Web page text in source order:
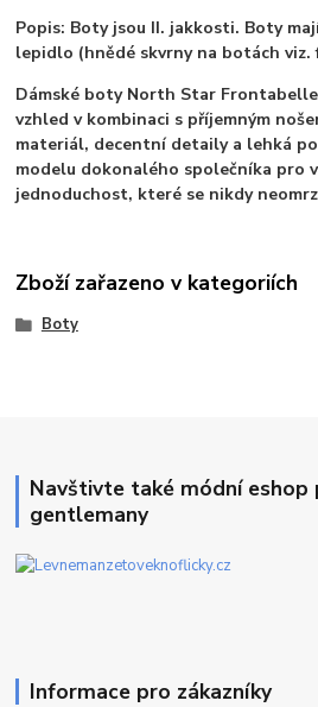
Popis: Boty jsou II. jakkosti. Boty
lepidlo (hnědé skvrny na botách viz.
Dámské boty North Star
vzhled v kombinaci s příjemným
materiál, decentní detaily a lehká
modelu dokonalého společníka pro
jednoduchost, které se nikdy
Zboží zařazeno v kategoriích
Boty
Navštivte také módní eshop
gentlemany
Informace pro zákazníky